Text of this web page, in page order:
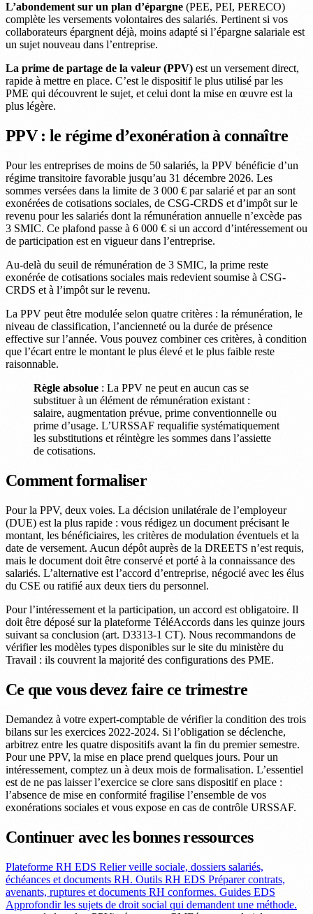
L’abondement sur un plan d’épargne (PEE, PEI, PERECO)
complète les versements volontaires des salariés. Pertinent si vos
collaborateurs épargnent déjà, moins adapté si l’épargne salariale est
un sujet nouveau dans l’entreprise.
La prime de partage de la valeur (PPV) est un versement direct,
rapide à mettre en place. C’est le dispositif le plus utilisé par les
PME qui découvrent le sujet, et celui dont la mise en œuvre est la
plus légère.
PPV : le régime d’exonération à connaître
Pour les entreprises de moins de 50 salariés, la PPV bénéficie d’un
régime transitoire favorable jusqu’au 31 décembre 2026. Les
sommes versées dans la limite de 3 000 € par salarié et par an sont
exonérées de cotisations sociales, de CSG-CRDS et d’impôt sur le
revenu pour les salariés dont la rémunération annuelle n’excède pas
3 SMIC. Ce plafond passe à 6 000 € si un accord d’intéressement ou
de participation est en vigueur dans l’entreprise.
Au-delà du seuil de rémunération de 3 SMIC, la prime reste
exonérée de cotisations sociales mais redevient soumise à CSG-
CRDS et à l’impôt sur le revenu.
La PPV peut être modulée selon quatre critères : la rémunération, le
niveau de classification, l’ancienneté ou la durée de présence
effective sur l’année. Vous pouvez combiner ces critères, à condition
que l’écart entre le montant le plus élevé et le plus faible reste
raisonnable.
Règle absolue : La PPV ne peut en aucun cas se
substituer à un élément de rémunération existant :
salaire, augmentation prévue, prime conventionnelle ou
prime d’usage. L’URSSAF requalifie systématiquement
les substitutions et réintègre les sommes dans l’assiette
de cotisations.
Comment formaliser
Pour la PPV, deux voies. La décision unilatérale de l’employeur
(DUE) est la plus rapide : vous rédigez un document précisant le
montant, les bénéficiaires, les critères de modulation éventuels et la
date de versement. Aucun dépôt auprès de la DREETS n’est requis,
mais le document doit être conservé et porté à la connaissance des
salariés. L’alternative est l’accord d’entreprise, négocié avec les élus
du CSE ou ratifié aux deux tiers du personnel.
Pour l’intéressement et la participation, un accord est obligatoire. Il
doit être déposé sur la plateforme TéléAccords dans les quinze jours
suivant sa conclusion (art. D3313-1 CT). Nous recommandons de
vérifier les modèles types disponibles sur le site du ministère du
Travail : ils couvrent la majorité des configurations des PME.
Ce que vous devez faire ce trimestre
Demandez à votre expert-comptable de vérifier la condition des trois
bilans sur les exercices 2022-2024. Si l’obligation se déclenche,
arbitrez entre les quatre dispositifs avant la fin du premier semestre.
Pour une PPV, la mise en place prend quelques jours. Pour un
intéressement, comptez un à deux mois de formalisation. L’essentiel
est de ne pas laisser l’exercice se clore sans dispositif en place :
l’absence de mise en conformité fragilise l’ensemble de vos
exonérations sociales et vous expose en cas de contrôle URSSAF.
Continuer avec les bonnes ressources
Plateforme RH EDS Relier veille sociale, dossiers salariés,
échéances et documents RH. Outils RH EDS Préparer contrats,
avenants, ruptures et documents RH conformes. Guides EDS
Approfondir les sujets de droit social qui demandent une méthode.